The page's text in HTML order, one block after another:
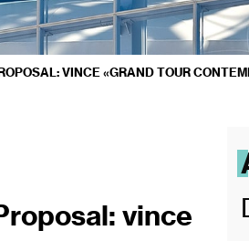
VINCE «GRAND TOUR
vince